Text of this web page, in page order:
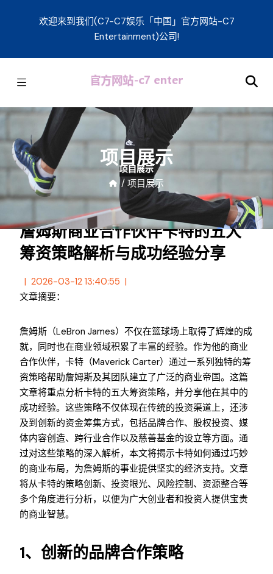
欢迎来到我们(C7-C7娱乐「中国」官方网站-C7
Entertainment)公司!
项目展示
/ 项目展示
詹姆斯商业合作伙伴卡特的五大
筹资策略解析与成功经验分享
2026-03-12 13:40:55
文章摘要：
詹姆斯（LeBron James）不仅在篮球场上取得了辉煌的成
就，同时也在商业领域积累了丰富的经验。作为他的商业
合作伙伴，卡特（Maverick Carter）通过一系列独特的筹
资策略帮助詹姆斯及其团队建立了广泛的商业帝国。这篇
文章将重点分析卡特的五大筹资策略，并分享他在其中的
成功经验。这些策略不仅体现在传统的投资渠道上，还涉
及到创新的资金筹集方式，包括品牌合作、股权投资、媒
体内容创造、跨行业合作以及慈善基金的设立等方面。通
过对这些策略的深入解析，本文将揭示卡特如何通过巧妙
的商业布局，为詹姆斯的事业提供坚实的经济支持。文章
将从卡特的策略创新、投资眼光、风险控制、资源整合等
多个角度进行分析，以便为广大创业者和投资人提供宝贵
的商业智慧。
1、创新的品牌合作策略